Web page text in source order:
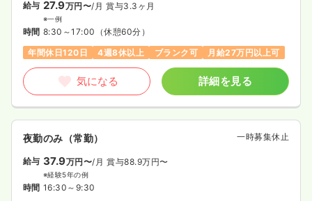
給与 27.9万円〜/月 賞与3.3ヶ月
※一例
時間 8:30～17:00 （休憩60分）
年間休日120日
4週8休以上 ブランク可 月給27万円以上可
気になる 詳細を見る
夜勤のみ（常勤） 一時募集休止
給与 37.9万円〜/月 賞与88.9万円〜
※経験5年の例
時間 16:30～9:30